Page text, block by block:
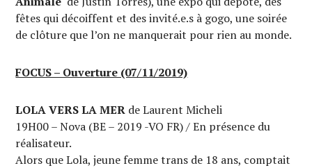
fêtes qui décoiffent et des invité.e.s à gogo, une soirée
de clôture que l’on ne manquerait pour rien au monde.
FOCUS – Ouverture (07/11/2019)
LOLA VERS LA MER de Laurent Micheli
19H00 – Nova (BE – 2019 -VO FR) / En présence du
réalisateur.
Alors que Lola, jeune femme trans de 18 ans, comptait